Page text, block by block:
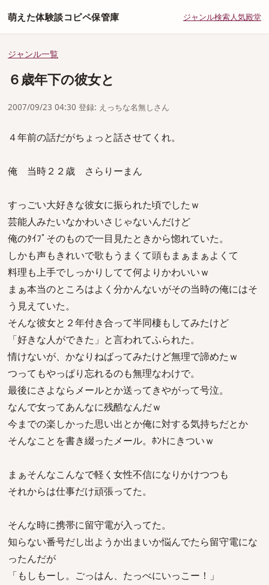
萌えた体験談コピペ保管庫 ジャンル検索人気殿堂
ジャンル一覧
６歳年下の彼女と
2007/09/23 04:30 登録: えっちな名無しさん
４年前の話だがちょっと話させてくれ。
俺 当時２２歳 さらりーまん
すっごい大好きな彼女に振られた頃でしたｗ
芸能人みたいなかわいさじゃないんだけど
俺のﾀｲﾌﾟそのもので一目見たときから惚れていた。
しかも声もきれいで歌もうまくて頭もまぁまぁよくて
料理も上手でしっかりしてて何よりかわいいｗ
まぁ本当のところはよく分かんないがその当時の俺にはそ
う見えていた。
そんな彼女と２年付き合って半同棲もしてみたけど
「好きな人ができた」と言われてふられた。
情けないが、かなりねばってみたけど無理で諦めたｗ
つってもやっぱり忘れるのも無理なわけで。
最後にさよならメールとか送ってきやがって号泣。
なんで女ってあんなに残酷なんだｗ
今までの楽しかった思い出とか俺に対する気持ちだとか
そんなことを書き綴ったメール。ﾎﾝﾄにきついｗ
まぁそんなこんなで軽く女性不信になりかけつつも
それからは仕事だけ頑張ってた。
そんな時に携帯に留守電が入ってた。
知らない番号だし出ようか出まいか悩んでたら留守電にな
ったんだが
「もしもーし。ごっはん、たっべにいっこー！」